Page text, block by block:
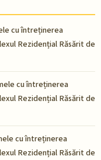
cu întreținerea
Rezidențial Răsărit de
cu întreținerea
Rezidențial Răsărit de
cu întreținerea
Rezidențial Răsărit de